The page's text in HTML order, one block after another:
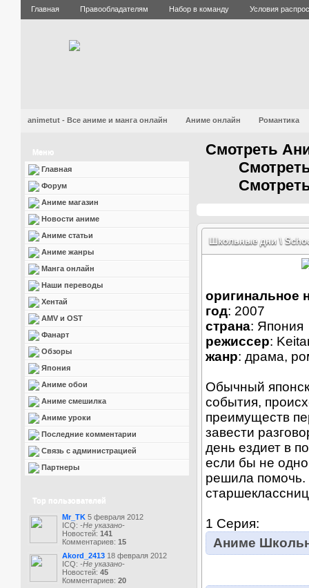
Главная Правообладателям Набор в команду Условия
animetut - Все аниме и манга онлайн Аниме онлайн Романтика
Меню
Главная
Форум
Аниме магазин
Новости аниме
Аниме статьи
Аниме жанры
Манга онлайн
Наши переводы
Хентай
AMV и OST
Фанарт
Обзоры
Япония
Аниме обои
Аниме смешилка
Аниме уроки
Последние комментарии
Связь с администрацией
Партнеры
Top пользователей
Mr_TK 5 февраля 2012
ICQ: -Не указано-
Новостей: 141
Комментариев: 15
Akord_2413 18 февраля 2012
ICQ: -Не указано-
Новостей: 45
Комментариев: 20
Смотреть
Школьные дни \
оригинальное
год: 2007
страна: Япония
режиссер:
жанр: драма,
Обычный
события,
преимуществ
завести
день ездиет в
если бы не
решила помочь.
1 Серия:
Аниме